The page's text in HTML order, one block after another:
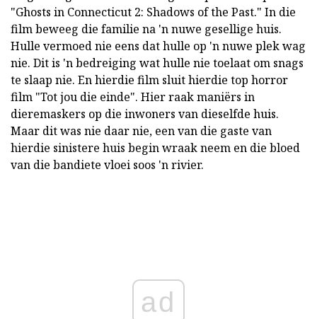
"Ghosts in Connecticut 2: Shadows of the Past." In die
film beweeg die familie na 'n nuwe gesellige huis.
Hulle vermoed nie eens dat hulle op 'n nuwe plek wag
nie. Dit is 'n bedreiging wat hulle nie toelaat om snags
te slaap nie. En hierdie film sluit hierdie top horror
film "Tot jou die einde". Hier raak maniërs in
dieremaskers op die inwoners van dieselfde huis.
Maar dit was nie daar nie, een van die gaste van
hierdie sinistere huis begin wraak neem en die bloed
van die bandiete vloei soos 'n rivier.
ad